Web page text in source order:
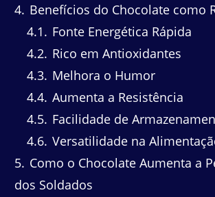
4 Benefícios do Chocolate como
4.1
Fonte Energética Rápida
4.2 Rico em Antioxidantes
4.3 Melhora o Humor
4.4 Aumenta a Resistência
4.5 Facilidade de
4.6 Versatilidade na
5 Como o Chocolate Aumenta a
dos Soldados